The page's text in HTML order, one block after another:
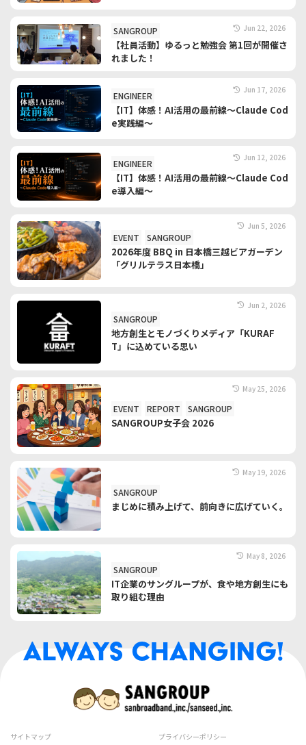
Jun 22, 2026
SANGROUP
【社員活動】ゆるっと勉強会 第1回が開催さ
れました！
Jun 17, 2026
ENGINEER
【IT】体感！AI活用の最前線～Claude Cod
e実践編～
Jun 12, 2026
ENGINEER
【IT】体感！AI活用の最前線～Claude Cod
e導入編～
Jun 5, 2026
EVENT SANGROUP
2026年度 BBQ in 日本橋三越ビアガーデン
「グリルテラス日本橋」
Jun 2, 2026
SANGROUP
地方創生とモノづくりメディア「KURAF
T」に込めている思い
May 25, 2026
EVENT REPORT SANGROUP
SANGROUP女子会 2026
May 19, 2026
SANGROUP
まじめに積み上げて、前向きに広げていく。
May 8, 2026
SANGROUP
IT企業のサングループが、食や地方創生にも
取り組む理由
サイトマップ プライバシーポリシー